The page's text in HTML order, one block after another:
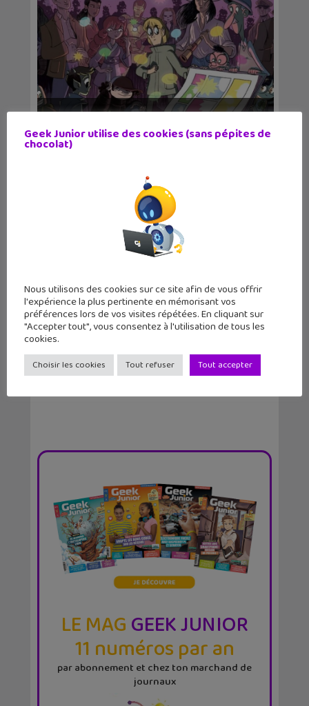
la fête les...
Cap sur la spécialité NSI : ce qu’il faut
savoir a...
LE MAGGEEK JUNIOR
11 numéros par an
par abonnement et chez ton marchand de
journaux
Geek Junior utilise des cookies (sans pépites de
chocolat)
Nous utilisons des cookies sur ce site afin de vous offrir
l'expérience la plus pertinente en mémorisant vos
préférences lors de vos visites répétées. En cliquant sur
"Accepter tout", vous consentez à l'utilisation de tous les
cookies.
Choisir les cookies Tout refuser Tout accepter